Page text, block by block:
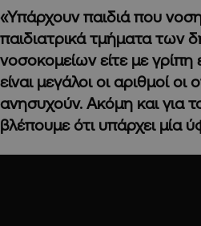
«Υπάρχουν παιδιά που
παιδιατρικά τμήματα των
νοσοκομείων είτε με γρίπη
είναι μεγάλοι οι αριθμοί οι
ανησυχούν. Ακόμη και για
βλέπουμε ότι υπάρχει μία